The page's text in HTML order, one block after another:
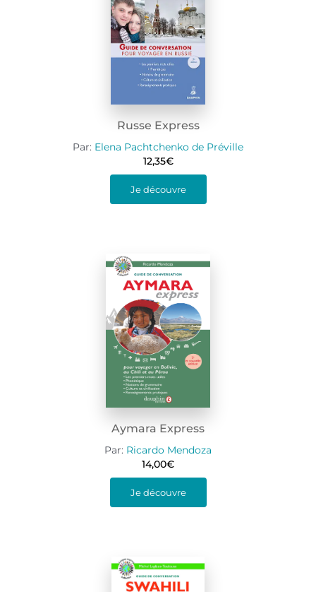
Russe Express
Par: Elena Pachtchenko de Préville
12,35€
Je découvre
Aymara Express
Par: Ricardo Mendoza
14,00€
Je découvre